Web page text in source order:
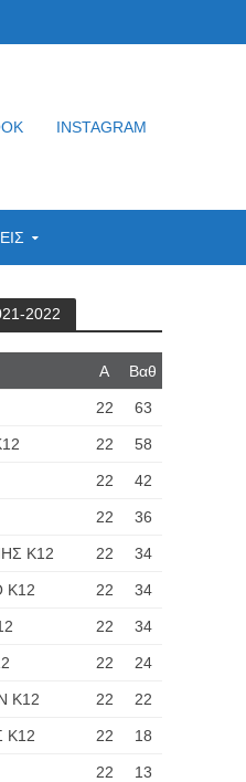
INSTAGRAM
2022
Α Βαθ
22 63
22 58
22 42
22 36
Κ12 22 34
Κ12 22 34
22 34
22 24
Κ12 22 22
Κ12 22 18
22 13